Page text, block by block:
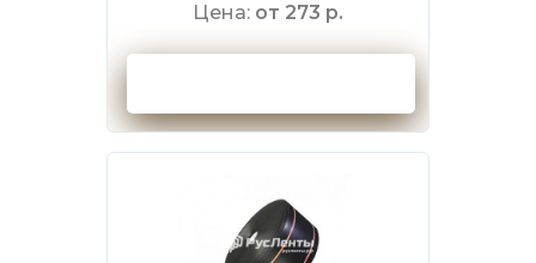
Цена: от 273 р.